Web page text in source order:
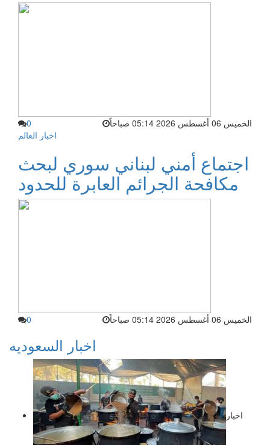
الخميس 06 أغسطس 2026 05:14 صباحاً
0
اخبار العالم
اجتماع أمني لبناني سوري لبحث
مكافحة الجرائم العابرة للحدود
الخميس 06 أغسطس 2026 05:14 صباحاً 0
اخبار السعوديه
اخبار